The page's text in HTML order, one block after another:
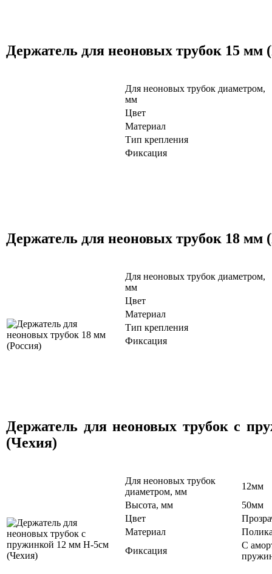
Держатель для неоновых трубок 15 мм
Для неоновых трубок диаметром,
мм
Цвет
Материал
Тип крепления
Фиксация
Держатель для неоновых трубок 18 мм
Для неоновых трубок диаметром,
мм
Цвет
Материал
Тип крепления
Фиксация
Держатель для неоновых трубок с
(Чехия)
Для неоновых трубок
диаметром, мм
12мм
Высота, мм
50мм
Цвет
Материал
Фиксация
С